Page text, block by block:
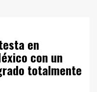
en
con un
totalmente